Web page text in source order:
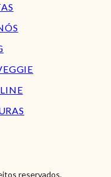
reservados.